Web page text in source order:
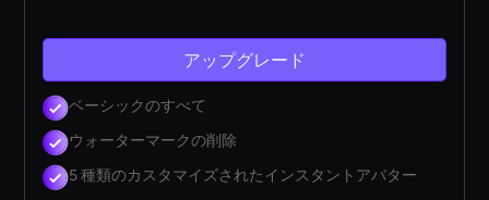
アップグレード
ベーシックのすべて
ウォーターマークの削除
5 種類のカスタマイズされたインスタントアバター